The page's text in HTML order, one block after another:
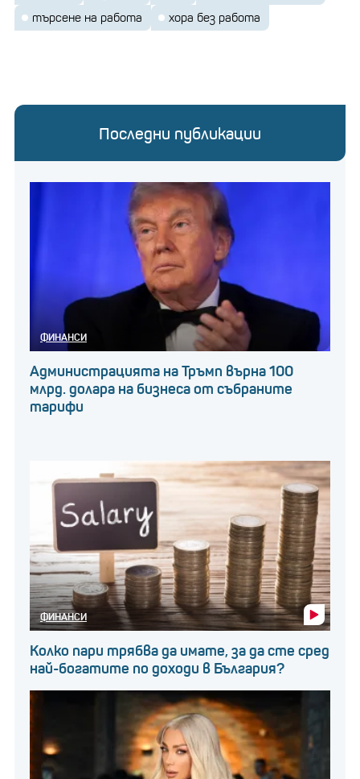
търсене на работа
хора без работа
Последни публикации
ФИНАНСИ
Администрацията на Тръмп върна 100
млрд. долара на бизнеса от събраните
тарифи
ФИНАНСИ
Колко пари трябва да имате, за да сте сред
най-богатите по доходи в България?